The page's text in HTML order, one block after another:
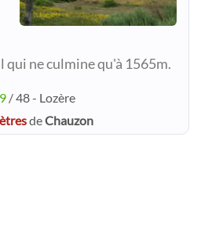
ne culmine qu'à 1565m.
/ 48 - Lozère
deChauzon